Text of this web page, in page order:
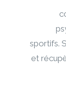
sportifs.
et